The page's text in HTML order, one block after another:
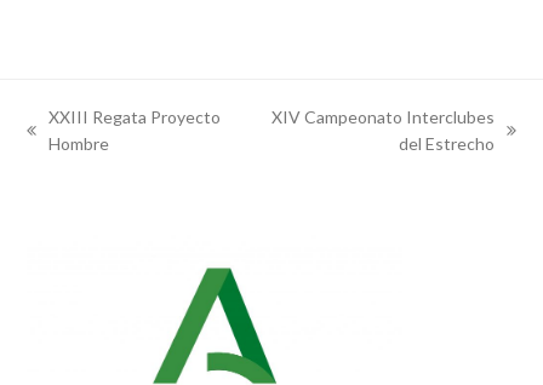
previous
XXIII Regata Proyecto
Hombre
XIV Campeonato Interclubes
del Estrecho